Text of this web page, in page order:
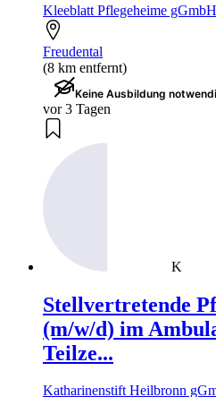
Kleeblatt Pflegeheime gGmbH
Freudental
(8 km entfernt)
Keine Ausbildung
vor 3 Tagen
K
Stellvertretende
(m/w/d) im
Teilze...
Katharinenstift Heilbronn